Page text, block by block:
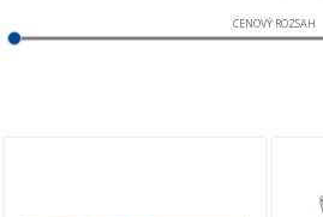
CENOVÝ ROZSAH